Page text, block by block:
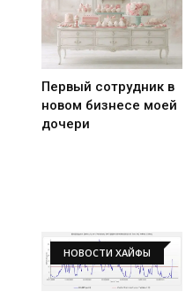
Первый сотрудник в
новом бизнесе моей
дочери
НОВОСТИ ХАЙФЫ